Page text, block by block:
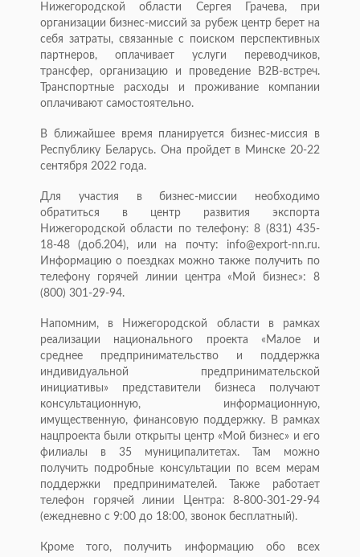
Нижегородской области Сергея Грачева, при
организации бизнес-миссий за рубеж центр берет на
себя затраты, связанные с поиском перспективных
партнеров, оплачивает услуги переводчиков,
трансфер, организацию и проведение В2В-встреч.
Транспортные расходы и проживание компании
оплачивают самостоятельно.
В ближайшее время планируется бизнес-миссия в
Республику Беларусь. Она пройдет в Минске 20-22
сентября 2022 года.
Для участия в бизнес-миссии необходимо
обратиться в центр развития экспорта
Нижегородской области по телефону: 8 (831) 435-
18-48 (доб.204), или на почту: info@export-nn.ru.
Информацию о поездках можно также получить по
телефону горячей линии центра «Мой бизнес»: 8
(800) 301-29-94.
Напомним, в Нижегородской области в рамках
реализации национального проекта «Малое и
среднее предпринимательство и поддержка
индивидуальной предпринимательской
инициативы» представители бизнеса получают
консультационную, информационную,
имущественную, финансовую поддержку. В рамках
нацпроекта были открыты центр «Мой бизнес» и его
филиалы в 35 муниципалитетах. Там можно
получить подробные консультации по всем мерам
поддержки предпринимателей. Также работает
телефон горячей линии Центра: 8-800-301-29-94
(ежедневно с 9:00 до 18:00, звонок бесплатный).
Кроме того, получить информацию обо всех